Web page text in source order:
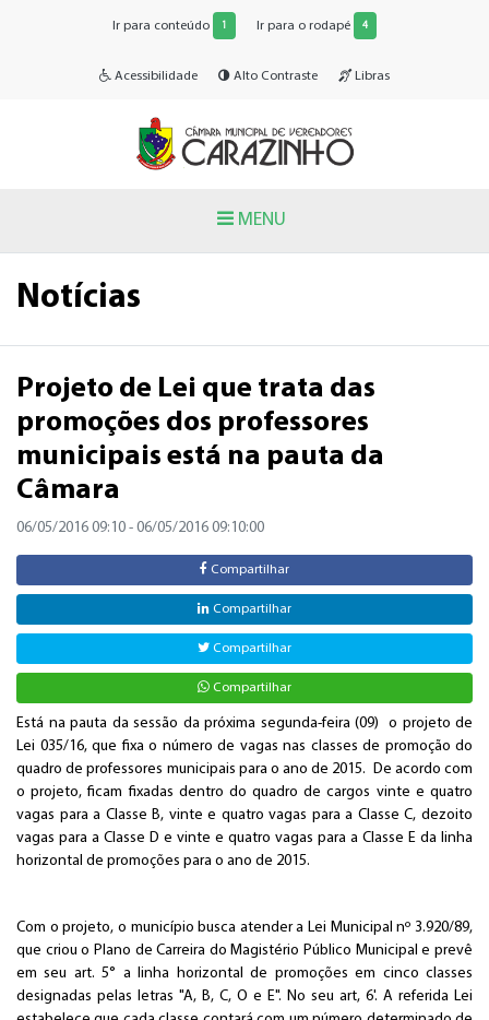
Ir para conteúdo 1 Ir para o rodapé 4
Acessibilidade Alto Contraste Libras
MENU
Notícias
Projeto de Lei que trata das
promoções dos professores
municipais está na pauta da
Câmara
06/05/2016 09:10 - 06/05/2016 09:10:00
Compartilhar
Compartilhar
Compartilhar
Compartilhar
Está na pauta da sessão da próxima segunda-feira (09) o projeto de
Lei 035/16, que fixa o número de vagas nas classes de promoção do
quadro de professores municipais para o ano de 2015. De acordo com
o projeto, ficam fixadas dentro do quadro de cargos vinte e quatro
vagas para a Classe B, vinte e quatro vagas para a Classe C, dezoito
vagas para a Classe D e vinte e quatro vagas para a Classe E da linha
horizontal de promoções para o ano de 2015.
Com o projeto, o município busca atender a Lei Municipal nº 3.920/89,
que criou o Plano de Carreira do Magistério Público Municipal e prevê
em seu art. 5° a linha horizontal de promoções em cinco classes
designadas pelas letras "A, B, C, O e E". No seu art, 6'. A referida Lei